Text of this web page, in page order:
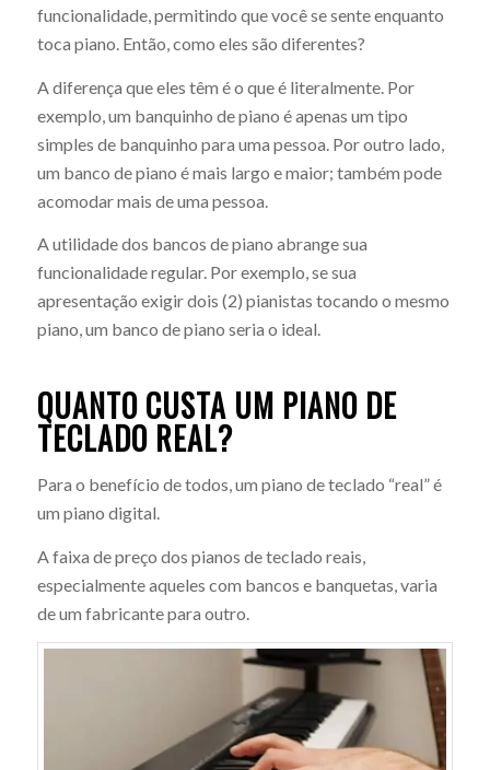
funcionalidade, permitindo que você se sente enquanto
toca piano. Então, como eles são diferentes?
A diferença que eles têm é o que é literalmente. Por
exemplo, um banquinho de piano é apenas um tipo
simples de banquinho para uma pessoa. Por outro lado,
um banco de piano é mais largo e maior; também pode
acomodar mais de uma pessoa.
A utilidade dos bancos de piano abrange sua
funcionalidade regular. Por exemplo, se sua
apresentação exigir dois (2) pianistas tocando o mesmo
piano, um banco de piano seria o ideal.
QUANTO CUSTA UM PIANO DE
TECLADO REAL?
Para o benefício de todos, um piano de teclado “real” é
um piano digital.
A faixa de preço dos pianos de teclado reais,
especialmente aqueles com bancos e banquetas, varia
de um fabricante para outro.